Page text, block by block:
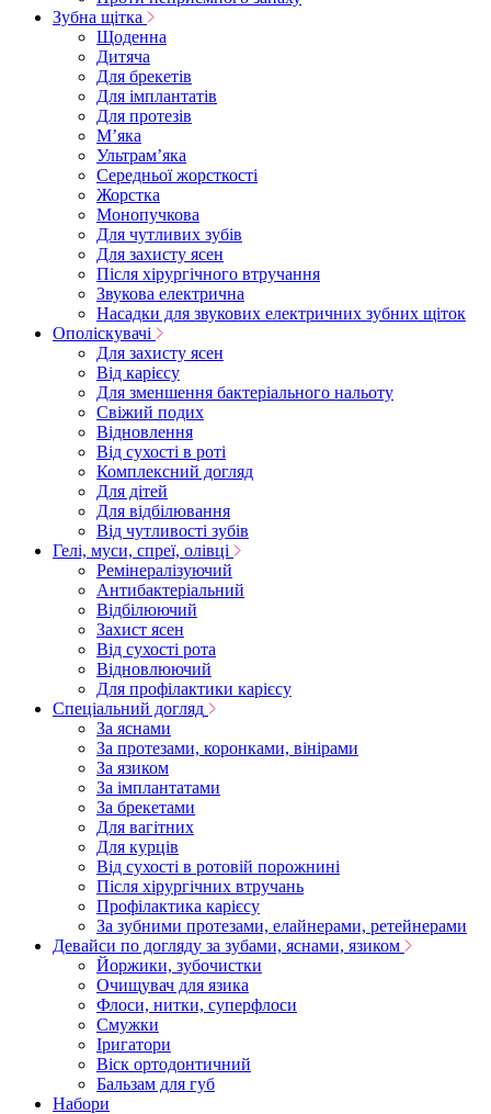
Зубна щітка
Щоденна
Дитяча
Для брекетів
Для імплантатів
Для протезів
Мʼяка
Ультрамʼяка
Середньої жорсткості
Жорстка
Монопучкова
Для чутливих зубів
Для захисту ясен
Після хірургічного втручання
Звукова електрична
Насадки для звукових електричних зубних щіток
Ополіскувачі
Для захисту ясен
Від карієсу
Для зменшення бактеріального нальоту
Свіжий подих
Відновлення
Від сухості в роті
Комплексний догляд
Для дітей
Для відбілювання
Від чутливості зубів
Гелі, муси, спреї, олівці
Ремінералізуючий
Антибактеріальний
Відбілюючий
Захист ясен
Від сухості рота
Відновлюючий
Для профілактики карієсу
Спеціальний догляд
За яснами
За протезами, коронками, вінірами
За язиком
За імплантатами
За брекетами
Для вагітних
Для курців
Від сухості в ротовій порожнині
Після хірургічних втручань
Профілактика карієсу
За зубними протезами, елайнерами, ретейнерами
Девайси по догляду за зубами, яснами, язиком
Йоржики, зубочистки
Очищувач для язика
Флоси, нитки, суперфлоси
Смужки
Іригатори
Віск ортодонтичний
Бальзам для губ
Набори